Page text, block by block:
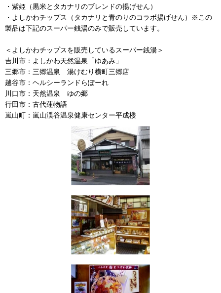
・紫姫（黒米とタカナリのブレンドの揚げせん）
・よしかわチップス（タカナリと青のりのコラボ揚げせん）※この
製品は下記のスーパー銭湯のみで販売しています。
＜よしかわチップスを販売しているスーパー銭湯＞
吉川市：よしかわ天然温泉「ゆあみ」
三郷市：三郷温泉 湯けむり横町三郷店
越谷市：ヘルシーランドらぽーれ
川口市：天然温泉 ゆの郷
行田市：古代蓮物語
嵐山町：嵐山渓谷温泉健康センター平成楼